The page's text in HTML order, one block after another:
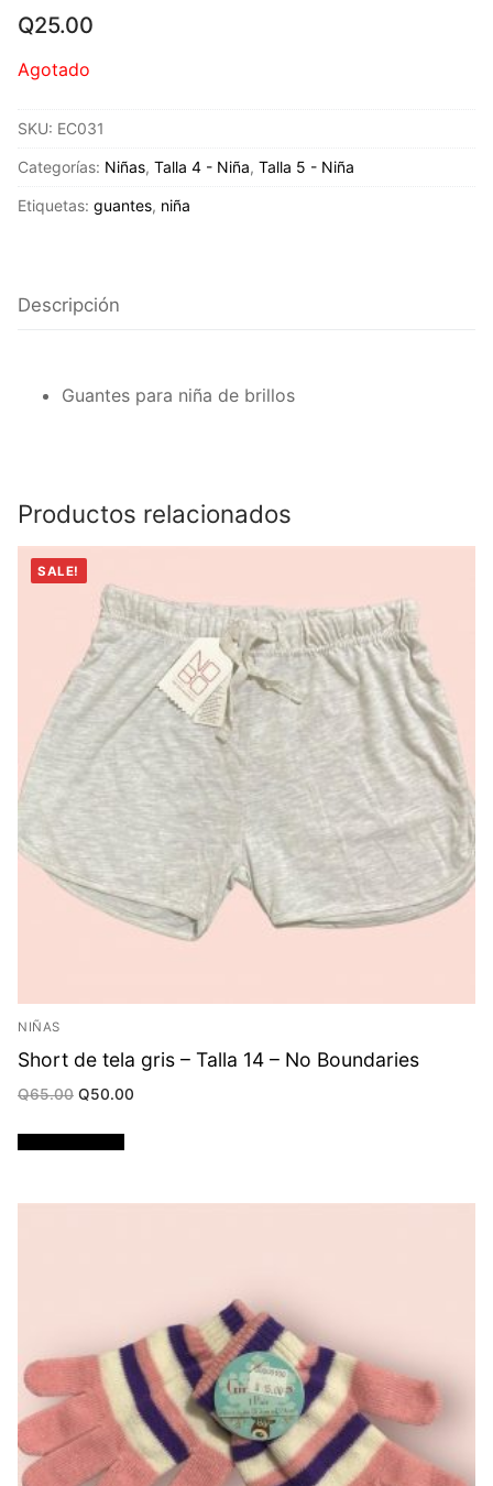
Q25.00
Agotado
SKU: EC031
Categorías: Niñas, Talla 4 - Niña, Talla 5 - Niña
Etiquetas: guantes, niña
Descripción
Guantes para niña de brillos
Productos relacionados
SALE!
NIÑAS
Short de tela gris – Talla 14 – No Boundaries
Q65.00 Original
Q65.00.
Q50.00